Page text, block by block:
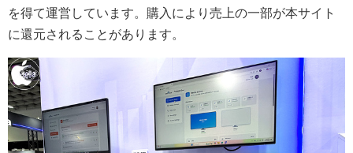
を得て運営しています。購入により売上の一部が本サイト
に還元されることがあります。